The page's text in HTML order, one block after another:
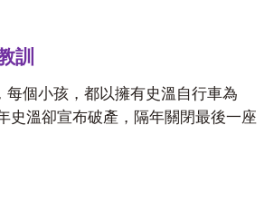
訓
每個小孩，都以擁有史溫自行車為
史溫卻宣布破產，隔年關閉最後一座